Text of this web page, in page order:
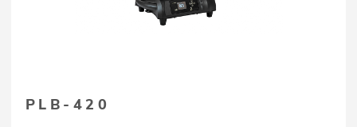
PLB-420